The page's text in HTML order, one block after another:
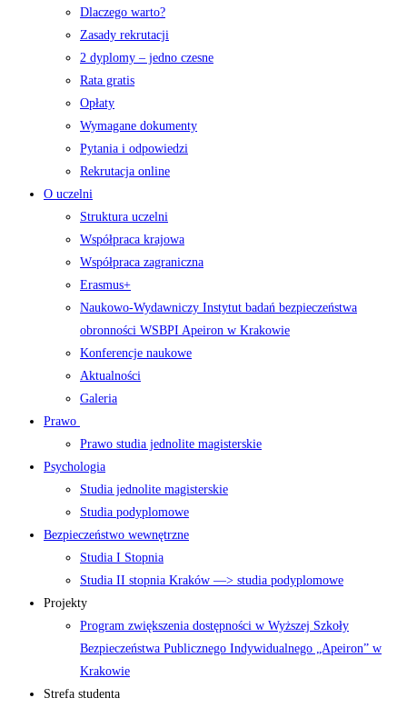
Dlaczego warto?
Zasady rekrutacji
2 dyplomy – jedno czesne
Rata gratis
Opłaty
Wymagane dokumenty
Pytania i odpowiedzi
Rekrutacja online
O uczelni
Struktura uczelni
Współpraca krajowa
Współpraca zagraniczna
Erasmus+
Naukowo-Wydawniczy Instytut badań bezpieczeństwa
obronności WSBPI Apeiron w Krakowie
Konferencje naukowe
Aktualności
Galeria
Prawo
Prawo studia jednolite magisterskie
Psychologia
Studia jednolite magisterskie
Studia podyplomowe
Bezpieczeństwo wewnętrzne
Studia I Stopnia
Studia II stopnia Kraków —> studia podyplomowe
Projekty
Program zwiększenia dostępności w Wyższej Szkoły
Bezpieczeństwa Publicznego Indywidualnego „Apeiron” w
Krakowie
Strefa studenta